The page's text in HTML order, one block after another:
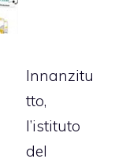
Innanzitu
tto,
l’istituto
del